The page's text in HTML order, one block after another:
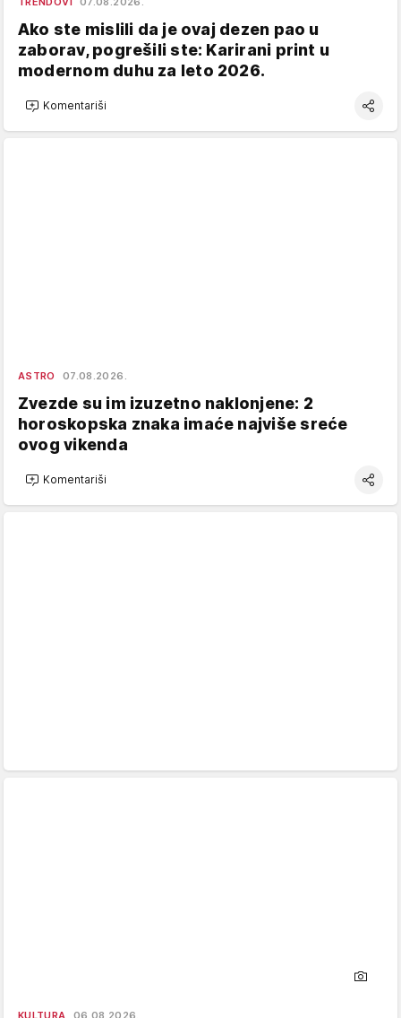
Ako ste mislili da je ovaj dezen pao u
zaborav, pogrešili ste: Karirani print u
modernom duhu za leto 2026.
Komentariši
ASTRO 07.08.2026.
Zvezde su im izuzetno naklonjene: 2
horoskopska znaka imaće najviše sreće
ovog vikenda
Komentariši
KULTURA 06.08.2026.